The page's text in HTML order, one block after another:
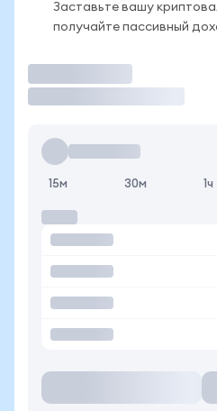
Заставьте вашу
получайте пассивный
15м 30м 1ч